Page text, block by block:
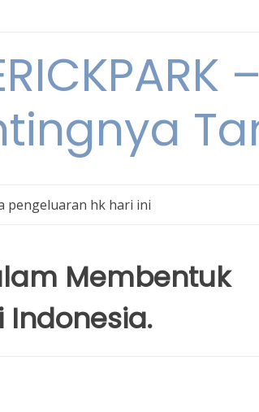
pengeluaran hk hari ini
Membentuk
Indonesia.